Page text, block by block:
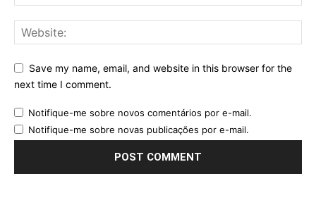
Save my name, email, and website in this browser for the
next time I comment.
Notifique-me sobre novos comentários por e-mail.
Notifique-me sobre novas publicações por e-mail.